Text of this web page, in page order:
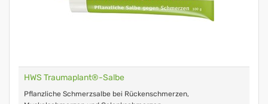
HWS Traumaplant®-Salbe
Pflanzliche Schmerzsalbe bei Rückenschmerzen,